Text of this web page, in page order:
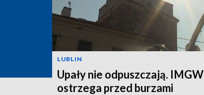
LUBLIN
Upały nie odpuszczają. IMGW
ostrzega przed burzami